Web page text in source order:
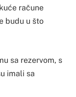
račune
budu u što
sa rezervom, s
imali sa